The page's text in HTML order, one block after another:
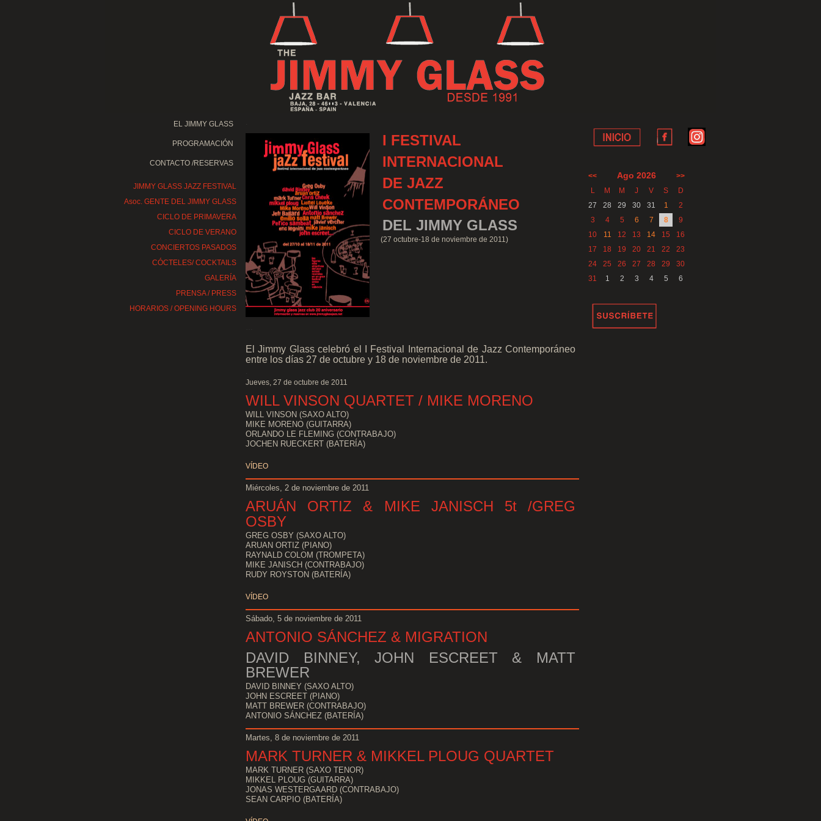
EL JIMMY GLASS
PROGRAMACIÓN
CONTACTO /RESERVAS
JIMMY GLASS JAZZ FESTIVAL
Asoc. GENTE DEL JIMMY GLASS
CICLO DE PRIMAVERA
CICLO DE VERANO
CONCIERTOS PASADOS
CÓCTELES/ COCKTAILS
GALERÍA
PRENSA / PRESS
HORARIOS / OPENING HOURS
I FESTIVAL
INTERNACIONAL
DE JAZZ
CONTEMPORÁNEO
DEL JIMMY GLASS
(27 octubre-18 de noviembre de 2011)
El Jimmy Glass celebró el I Festival Internacional de Jazz Contemporáneo
entre los días 27 de octubre y 18 de noviembre de 2011.
Jueves, 27 de octubre de 2011
WILL VINSON QUARTET / MIKE MORENO
WILL VINSON (SAXO ALTO)
MIKE MORENO (GUITARRA)
ORLANDO LE FLEMING (CONTRABAJO)
JOCHEN RUECKERT (BATERÍA)
VÍDEO
Miércoles, 2 de noviembre de 2011
ARUÁN ORTIZ & MIKE JANISCH 5t /GREG
OSBY
GREG OSBY (SAXO ALTO)
ARUAN ORTIZ (PIANO)
RAYNALD COLOM (TROMPETA)
MIKE JANISCH (CONTRABAJO)
RUDY ROYSTON (BATERÍA)
VÍDEO
Sábado, 5 de noviembre de 2011
ANTONIO SÁNCHEZ & MIGRATION
DAVID BINNEY, JOHN ESCREET & MATT
BREWER
DAVID BINNEY (SAXO ALTO)
JOHN ESCREET (PIANO)
MATT BREWER (CONTRABAJO)
ANTONIO SÁNCHEZ (BATERÍA)
Martes, 8 de noviembre de 2011
MARK TURNER & MIKKEL PLOUG QUARTET
MARK TURNER (SAXO TENOR)
MIKKEL PLOUG (GUITARRA)
JONAS WESTERGAARD (CONTRABAJO)
SEAN CARPIO (BATERÍA)
<< Ago 2026
>>
L
M M J V S
D
27
28 29 30 31 1
2
3
4 5 6 7 8
9
10
11 12 13 14 15
16
17
18 19 20 21 22
23
24
25 26 27 28 29
30
31
1 2 3 4 5 6